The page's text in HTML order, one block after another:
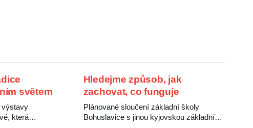
světem
výstavy
která
Hledejme způsob, jak
zachovat, co funguje
Plánované sloučení základní školy
Bohuslavice s jinou kyjovskou základní